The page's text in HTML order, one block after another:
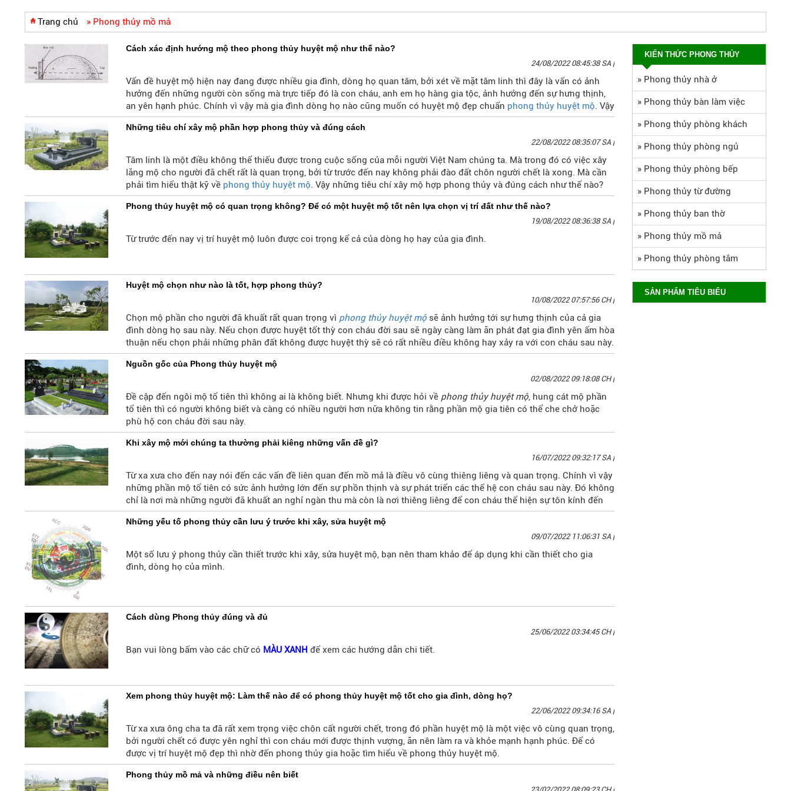
Trang chủ » Phong thủy mồ mả
Cách xác định hướng mộ theo phong thủy huyệt mộ như thế nào?
24/08/2022 08:45:38 SA |
Vấn đề huyệt mộ hiện nay đang được nhiều gia đình, dòng họ quan tâm, bởi xét về mặt tâm linh thì đây là vấn có ảnh
hưởng đến những người còn sống mà trực tiếp đó là con cháu, anh em họ hàng gia tộc, ảnh hưởng đến sự hưng thịnh,
an yên hạnh phúc. Chính vì vậy mà gia đình dòng họ nào cũng muốn có huyệt mộ đẹp chuẩn phong thủy huyệt mộ. Vậy
cách xác định hướng mộ theo phong thủy như thế nào? Mời các bạn cùng đi vào theo dõi bài viết dưới đây của chúng
tôi nhé.
Những tiêu chí xây mộ phần hợp phong thủy và đúng cách
22/08/2022 08:35:07 SA |
Tâm linh là một điều không thể thiếu được trong cuộc sống của mỗi người Việt Nam chúng ta. Mà trong đó có việc xây
lăng mộ cho người đã chết rất là quan trọng, bởi từ trước đến nay không phải đào đất chôn người chết là xong. Mà cần
phải tìm hiểu thật kỹ về phong thủy huyệt mộ. Vậy những tiêu chí xây mộ hợp phong thủy và đúng cách như thế nào?
Mời các bạn cùng đi vào theo dõi trong bài viết dưới đây của chúng tôi.
Phong thủy huyệt mộ có quan trọng không? Để có một huyệt mộ tốt nên lựa chọn vị trí đất như thế nào?
19/08/2022 08:36:38 SA |
Từ trước đến nay vị trí huyệt mộ luôn được coi trọng kể cả của dòng họ hay của gia đình.
Huyệt mộ chọn như nào là tốt, hợp phong thủy?
10/08/2022 07:57:56 CH|
Chọn mộ phần cho người đã khuất rất quan trọng vì phong thủy huyệt mộ sẽ ảnh hưởng tới sự hưng thịnh của cả gia
đình dòng họ sau này. Nếu chọn được huyệt tốt thỳ con cháu đời sau sẽ ngày càng làm ăn phát đạt gia đình yên ấm hòa
thuận nếu chọn phải những phân đất không được huyệt thỳ sẽ có rất nhiều điều không hay xảy ra với con cháu sau này.
Nguồn gốc của Phong thủy huyệt mộ
02/08/2022 09:18:08 CH|
Đề cập đến ngôi mộ tổ tiên thì không ai là không biết. Nhưng khi được hỏi về phong thủy huyệt mộ, hung cát mộ phần
tổ tiên thì có người không biết và càng có nhiều người hơn nữa không tin rằng phần mộ gia tiên có thể che chở hoặc
phù hộ con cháu đời sau này.
Khi xây mộ mới chúng ta thường phải kiêng những vấn đề gì?
16/07/2022 09:32:17 SA |
Từ xa xưa cho đến nay nói đến các vấn đề liên quan đến mồ mả là điều vô cùng thiêng liêng và quan trọng. Chính vì vậy
những phần mộ tổ tiên có sức ảnh hưởng lớn đến sự phồn thịnh và sự phát triển các thế hệ con cháu sau này. Đó không
chỉ là nơi mà những người đã khuất an nghỉ ngàn thu mà còn là nơi thiêng liêng để con cháu thể hiện sự tôn kính đến
các bậc cha ông. Nên tất cả những việc gì liên quan đến phần mộ đều phải vô cùng cẩn thận, không được xem nhẹ. Khi
xây mộ mới cho những người đã khuất chúng ta cần phảixem phong thủy mồ mả
Những yếu tố phong thủy cần lưu ý trước khi xây, sửa huyệt mộ
09/07/2022 11:06:31 SA |
Một số lưu ý phong thủy cần thiết trước khi xây, sửa huyệt mộ, bạn nên tham khảo để áp dụng khi cần thiết cho gia
đình, dòng họ của mình.
Cách dùng Phong thủy đúng và đủ
25/06/2022 03:34:45 CH|
Bạn vui lòng bấm vào các chữ có MÀU XANH để xem các hướng dẫn chi tiết.
Xem phong thủy huyệt mộ: Làm thế nào để có phong thủy huyệt mộ tốt cho gia đình, dòng họ?
22/06/2022 09:34:16 SA |
Từ xa xưa ông cha ta đã rất xem trọng việc chôn cất người chết, trong đó phần huyệt mộ là một việc vô cùng quan trọng,
bởi người chết có được yên nghỉ thì con cháu mới được thịnh vượng, ăn nên làm ra và khỏe mạnh hạnh phúc. Để có
được vị trí huyệt mộ đẹp thì nhờ đến phong thủy gia hoặc tìm hiểu về phong thủy huyệt mộ.
Phong thủy mồ mả và những điều nên biết
KIẾN THỨC PHONG THỦY
» Phong thủy nhà ở
» Phong thủy bàn làm việc
» Phong thủy phòng khách
» Phong thủy phòng ngủ
» Phong thủy phòng bếp
» Phong thủy từ đường
» Phong thủy ban thờ
» Phong thủy mồ mả
» Phong thủy phòng tắm
SẢN PHẨM TIÊU BIỂU